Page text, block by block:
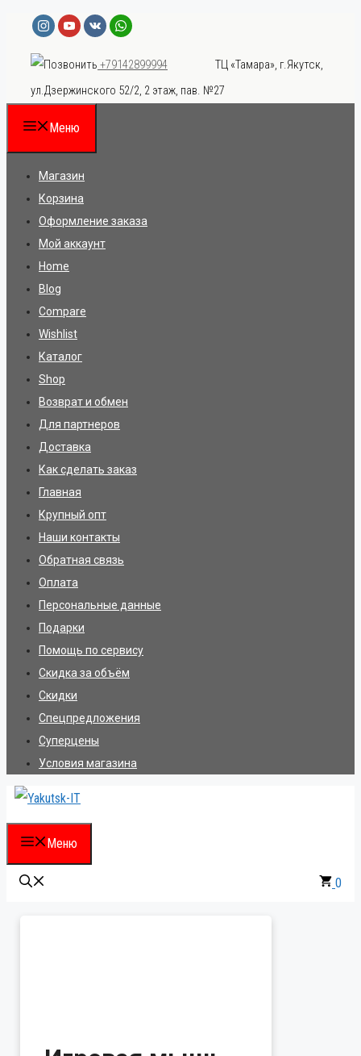
Перейти
содержимому
+79142899994
ТЦ «Тамара», г.Якутск,
ул.Дзержинского 52/2, 2 этаж, пав. №27
Меню
Магазин
Корзина
Оформление заказа
Мой аккаунт
Home
Blog
Compare
Wishlist
Каталог
Shop
Возврат и обмен
Для партнеров
Доставка
Как сделать заказ
Главная
Крупный опт
Наши контакты
Обратная связь
Оплата
Персональные данные
Подарки
Помощь по сервису
Скидка за объём
Скидки
Спецпредложения
Суперцены
Условия магазина
Меню
0